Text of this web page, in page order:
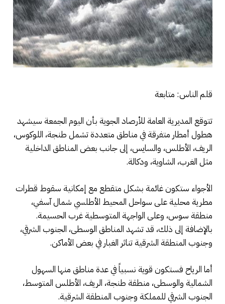
قلم الناس: متابعة
تتوقع المديرية العامة للأرصاد الجوية بأن اليوم الجمعة سيشهد
هطول أمطار متفرقة في مناطق متعددة تشمل طنجة، اللوكوس،
الريف، الأطلس، والسايس، إلى جانب بعض المناطق الداخلية
مثل الغرب، الشاوية، ودكالة.
الأجواء ستكون غائمة بشكل متقطع مع إمكانية سقوط قطرات
مطرية محلية على سواحل المحيط الأطلسي شمال آسفي،
منطقة سوس، وعلى الواجهة المتوسطية غرب الحسيمة.
بالإضافة إلى ذلك، قد تشهد المناطق الوسطى، الجنوب الشرقي،
وجنوب المنطقة الشرقية تناثر الغبار في بعض الأماكن.
أما الرياح فستكون قوية نسبياً في عدة مناطق منها السهول
الشمالية والوسطى، منطقة طنجة، الريف، الأطلس المتوسط،
الجنوب الشرقي للمملكة وجنوب المنطقة الشرقية.